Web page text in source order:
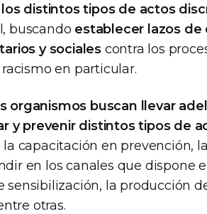
distintos tipos de actos
buscando establecer lazos
y sociales contra los
en particular.
organismos buscan llevar
y prevenir distintos tipos de
capacitación en prevención,
en los canales que dispone
sensibilización, la producción
otras.